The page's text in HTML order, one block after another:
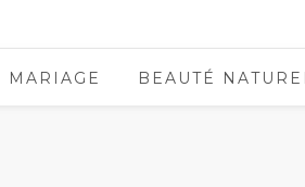
MARIAGE BEAUTÉ